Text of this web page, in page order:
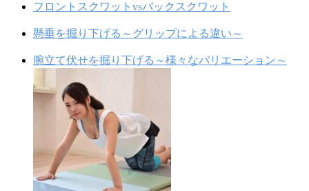
フロントスクワットvsバックスクワット
懸垂を掘り下げる～グリップによる違い～
腕立て伏せを掘り下げる～様々なバリエーション～